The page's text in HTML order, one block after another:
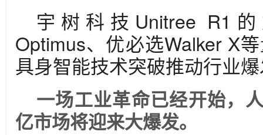
宇树科技Unitree R1
Optimus、优必选Walker X
具身智能技术突破推动行业
一场工业革命已经开始，
亿市场将迎来大爆发。